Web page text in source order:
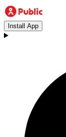
Install App